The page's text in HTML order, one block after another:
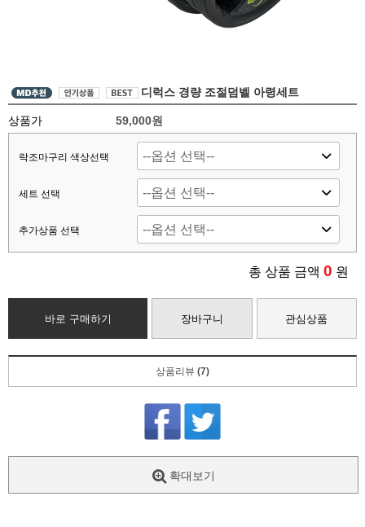
디럭스 경량 조절덤벨 아령세트
상품가 59,000원
락조마구리 색상선택
세트 선택
추가상품 선택
총 상품 금액 0 원
바로 구매하기 장바구니 관심상품
상품리뷰 (7)
확대보기